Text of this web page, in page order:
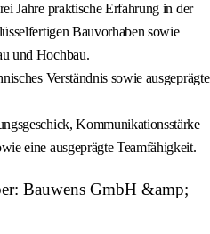
Jahre praktische Erfahrung in der
Bauvorhaben sowie
und Hochbau.
Verständnis sowie ausgeprägte
Kommunikationsstärke
eine ausgeprägte Teamfähigkeit.
Bauwens GmbH &amp;